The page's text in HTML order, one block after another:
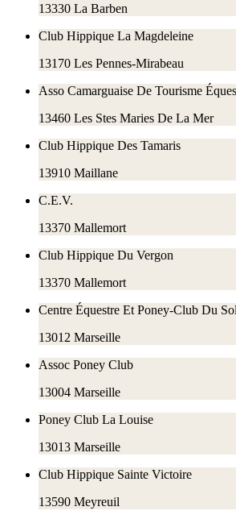
13330 La Barben
Club Hippique La Magdeleine
13170 Les Pennes-Mirabeau
Asso Camarguaise De Tourisme
13460 Les Stes Maries De La Mer
Club Hippique Des Tamaris
13910 Maillane
C.E.V.
13370 Mallemort
Club Hippique Du Vergon
13370 Mallemort
Centre Équestre Et Poney-Club Du
13012 Marseille
Assoc Poney Club
13004 Marseille
Poney Club La Louise
13013 Marseille
Club Hippique Sainte Victoire
13590 Meyreuil